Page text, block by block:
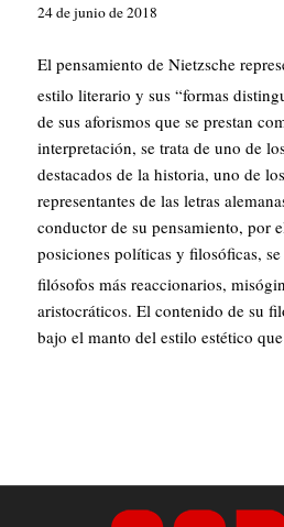
24 de junio de 2018
El pensamiento de Nietzsche
estilo literario y sus “formas
de sus aforismos que se prestan
interpretación, se trata de uno de
destacados de la historia, uno de
representantes de las letras
conductor de su pensamiento, por
posiciones políticas y filosóficas,
filósofos más reaccionarios,
aristocráticos. El contenido de su
bajo el manto del estilo estético